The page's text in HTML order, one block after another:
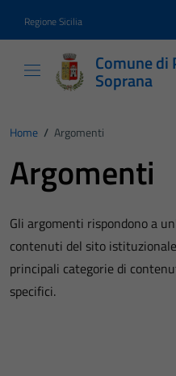
Regione Sicilia
Comune di
Soprana
Home / Argomenti
Argomenti
Gli argomenti rispondono a
contenuti del sito
principali categorie di
specifici.